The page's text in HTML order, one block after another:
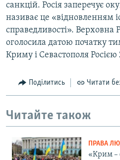
санкцій. Росія заперечує
називає це «відновленням
справедливості». Верховна
оголосила датою початку
Криму і Севастополя
Поділитись Читати
Читайте також
ПРАВА
«Крим –